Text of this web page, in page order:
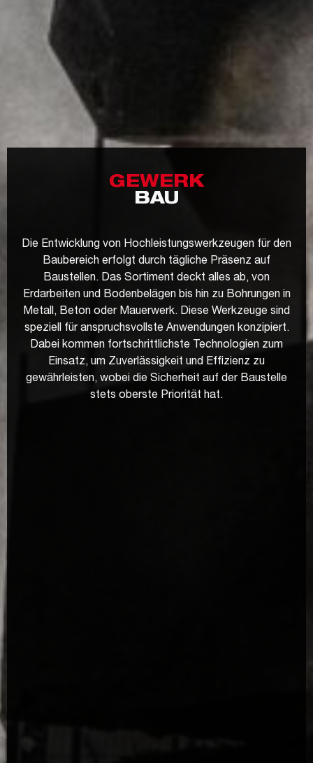
GEWERK
BAU
Die Entwicklung von Hochleistungswerkzeugen für den
Baubereich erfolgt durch tägliche Präsenz auf
Baustellen. Das Sortiment deckt alles ab, von
Erdarbeiten und Bodenbelägen bis hin zu Bohrungen in
Metall, Beton oder Mauerwerk. Diese Werkzeuge sind
speziell für anspruchsvollste Anwendungen konzipiert.
Dabei kommen fortschrittlichste Technologien zum
Einsatz, um Zuverlässigkeit und Effizienz zu
gewährleisten, wobei die Sicherheit auf der Baustelle
stets oberste Priorität hat.